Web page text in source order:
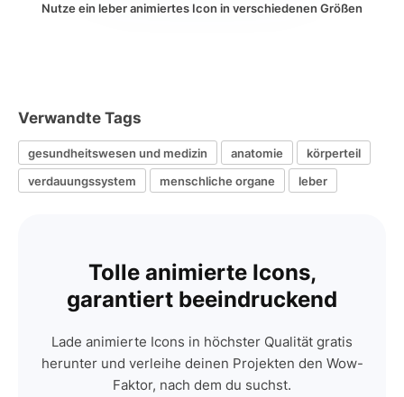
Nutze ein leber animiertes Icon in verschiedenen Größen
Verwandte Tags
gesundheitswesen und medizin anatomie
körperteil
verdauungssystem
menschliche organe leber
Tolle animierte Icons,
garantiert beeindruckend
Lade animierte Icons in höchster Qualität gratis
herunter und verleihe deinen Projekten den Wow-
Faktor, nach dem du suchst.